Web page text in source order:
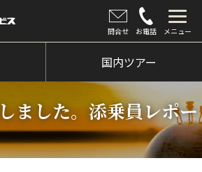
問合せ お電話 メニュー
国内ツアー
ました。添乗員レポー